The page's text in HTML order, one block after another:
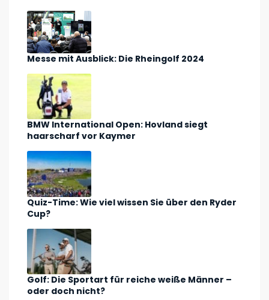
Messe mit Ausblick: Die Rheingolf 2024
BMW International Open: Hovland siegt
haarscharf vor Kaymer
Quiz-Time: Wie viel wissen Sie über den Ryder
Cup?
Golf: Die Sportart für reiche weiße Männer –
oder doch nicht?